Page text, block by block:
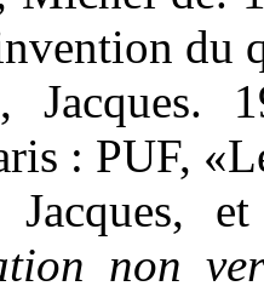
du
Jacques.
: PUF,
Jacques,
non